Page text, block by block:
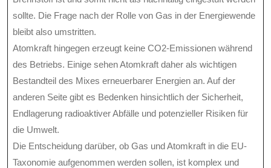
sollte. Die Frage nach der Rolle von Gas in der Energiewende
bleibt also umstritten.
Atomkraft hingegen erzeugt keine CO2-Emissionen während
des Betriebs. Einige sehen Atomkraft daher als wichtigen
Bestandteil des Mixes erneuerbarer Energien an. Auf der
anderen Seite gibt es Bedenken hinsichtlich der Sicherheit,
Endlagerung radioaktiver Abfälle und potenzieller Risiken für
die Umwelt.
Die Entscheidung darüber, ob Gas und Atomkraft in die EU-
Taxonomie aufgenommen werden sollen, ist komplex und